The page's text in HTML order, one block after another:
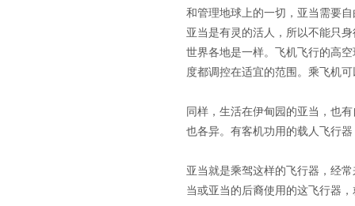
和管理地球上的一切，亚当需要
亚当是有灵的活人，所以不能只
世界各地是一样。飞机飞行的高
度都调控在适宜的范围。乘飞机
同样，生活在伊甸园的亚当，也
也各异。有客机功用的载人飞行
亚当就是乘驾这样的飞行器，经
当或亚当的后裔使用的这飞行器